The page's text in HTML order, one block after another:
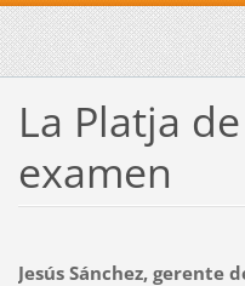
La Platja
examen
Jesús Sánchez, gerente